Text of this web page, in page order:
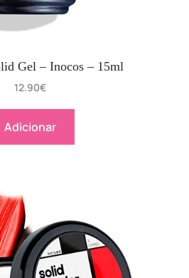
Gel – Inocos – 15ml
12.90€
Adicionar